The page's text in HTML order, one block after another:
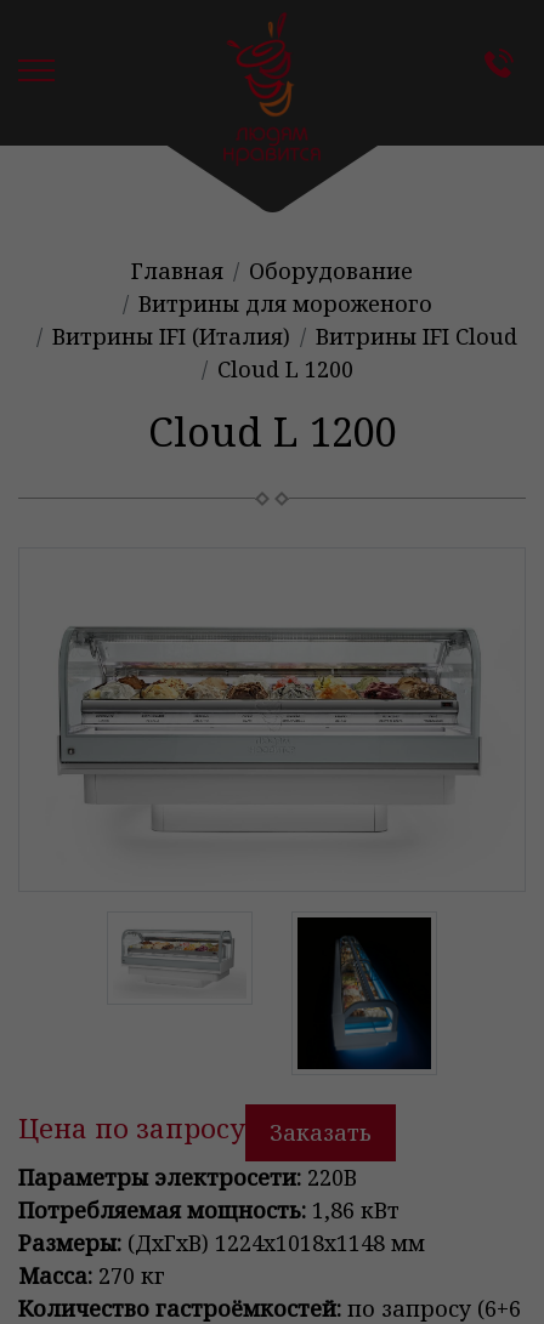
Главная
Оборудование
Витрины для мороженого
Витрины IFI (Италия)
Витрины IFI Cloud
Cloud L 1200
Cloud L 1200
Цена по запросу
Заказать
Параметры электросети: 220В
Потребляемая мощность: 1,86 кВт
Размеры: (ДxГxВ) 1224х1018х1148 мм
Масса: 270 кг
Количество гастроёмкостей: по запросу (6+6